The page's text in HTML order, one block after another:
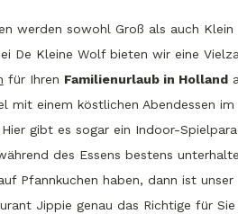
werden sowohl Groß als auch Klein
De Kleine Wolf bieten wir eine
für Ihren Familienurlaub in Holland
mit einem köstlichen Abendessen im
gibt es sogar ein Indoor-
des Essens bestens
Pfannkuchen haben, dann ist unser
Jippie genau das Richtige für Sie